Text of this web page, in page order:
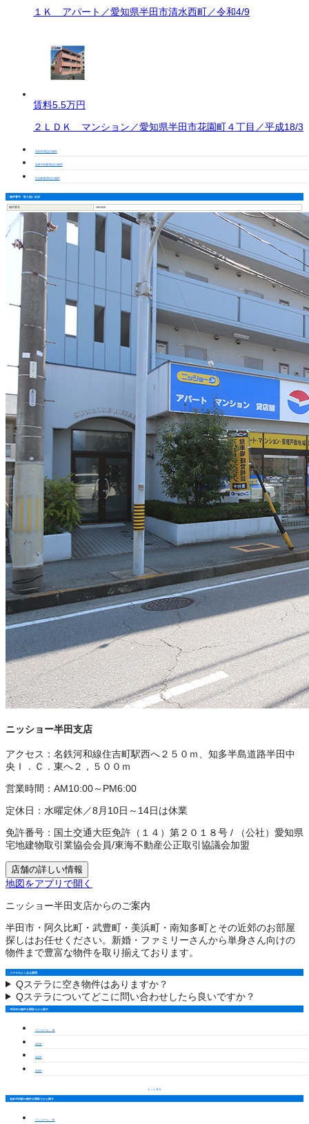
１Ｋ アパート／愛知県半田市清水西町／令和4/9
賃料5.5万円
２ＬＤＫ マンション／愛知県半田市花園町４丁目／平成18/3
半田市周辺の物件
知多半田駅周辺の物件
住吉町駅周辺の物件
物件番号・取り扱い支店
物件番号 4001549
ニッショー半田支店
アクセス： 名鉄河和線住吉町駅西へ２５０ｍ、知多半島道路半田中
央Ｉ．Ｃ．東へ２，５００ｍ
営業時間： AM10:00～PM6:00
定休日： 水曜定休／8月10日～14日は休業
免許番号： 国土交通大臣免許（１４）第２０１８号 /
（公社）愛知県
宅地建物取引業協会会員/東海不動産公正取引協議会加盟
店舗の詳しい情報
地図をアプリで開く
ニッショー半田支店からのご案内
半田市・阿久比町・武豊町・美浜町・南知多町とその近郊のお部屋
探しはお任せください。新婚・ファミリーさんから単身さん向けの
物件まで豊富な物件を取り揃えております。
ステラのよくある質問
Qステラに空き物件はありますか？
Qステラについてどこに問い合わせしたら良いですか？
半田市の物件を間取りから探す
ワンルーム・1K
1LDK
2LDK
3LDK
もっと見る
知多半田駅の物件を間取りから探す
ワンルーム・1K